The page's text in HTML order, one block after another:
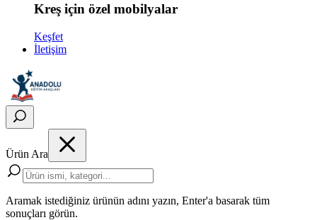
Kreş için özel mobilyalar
Keşfet
İletişim
Ürün Ara
Aramak istediğiniz ürünün adını yazın, Enter'a basarak tüm
sonuçları görün.